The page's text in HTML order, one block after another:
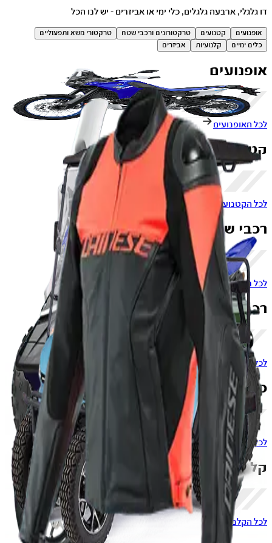
דו גלגלי, ארבעה גלגלים, כלי ימי או אביזרים - יש לנו הכל
אופנועים קטנועים טרקטורונים ורכבי שטח
טרקטורי משא ותפעוליים
כלים ימיים
קלנועיות אביזרים
אופנועים
לכל האופנועים
קטנועים
לכל הקטנועים
רכבי שטח
לכל רכבי השטח
רכבי משא
לכל התפעוליים
כלים ימיים
לכל הכלים הימיים
קלנועיות
לכל הקלנועיות